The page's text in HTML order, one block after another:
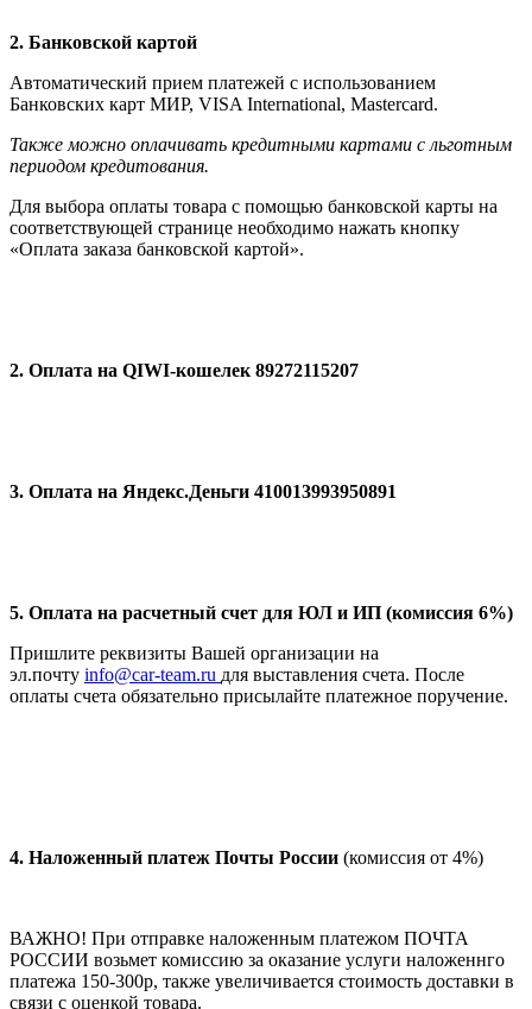
2. Банковской картой
Автоматический прием платежей с использованием
Банковских карт МИР, VISA International, Мastercard.
Также можно оплачивать кредитными картами с льготным
периодом кредитования.
Для выбора оплаты товара с помощью банковской карты на
соответствующей странице необходимо нажать кнопку
«Оплата заказа банковской картой».
2. Оплата на QIWI-кошелек 89272115207
3. Оплата на Яндекс.Деньги 410013993950891
5. Оплата на расчетный счет для ЮЛ и ИП (комиссия 6%)
Пришлите реквизиты Вашей организации на
эл.почту info@car-team.ru для выставления счета. После
оплаты счета обязательно присылайте платежное поручение.
4. Наложенный платеж Почты России (комиссия от 4%)
ВАЖНО! При отправке наложенным платежом ПОЧТА
РОССИИ возьмет комиссию за оказание услуги наложеннго
платежа 150-300р, также увеличивается стоимость доставки в
связи с оценкой товара.